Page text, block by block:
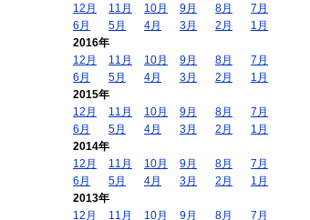
12月
11月 10月 9月 8月
7月
6月
5月 4月 3月 2月
1月
2016年
12月
11月 10月 9月 8月
7月
6月
5月 4月 3月 2月
1月
2015年
12月
11月 10月 9月 8月
7月
6月
5月 4月 3月 2月
1月
2014年
12月
11月 10月 9月 8月
7月
6月
5月 4月 3月 2月
1月
2013年
12月
11月 10月 9月 8月 7月